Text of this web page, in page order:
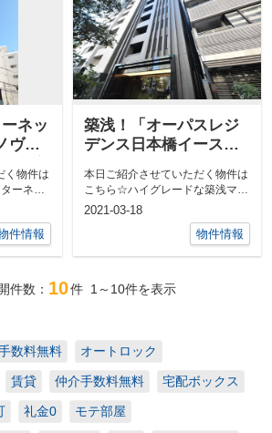
ネッ
ヴィ
く物件は
ーネッ
浅高級
件情報
築浅！「オーパスレジ
デンス日本橋イース
ット可マンション！
本日ご紹介させていただく物件は
こちら☆ハイグレードな築浅マン
ション！広々3LDKのペット可の
2021-03-18
物件情報
件数： 10件 1～10件を表示
数料無料 オートロック
賃貸 仲介手数料無料 宅配ボックス
礼金0 モテ部屋